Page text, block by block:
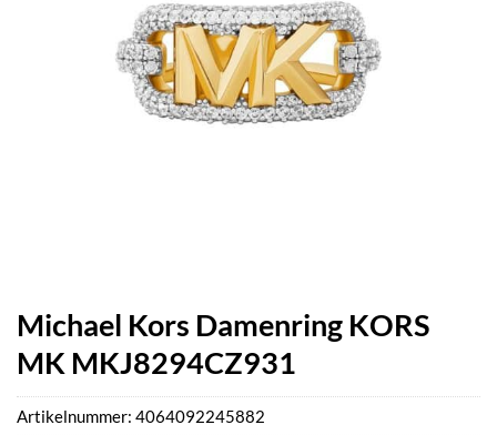
Michael Kors Damenring KORS
MK MKJ8294CZ931
Artikelnummer: 4064092245882